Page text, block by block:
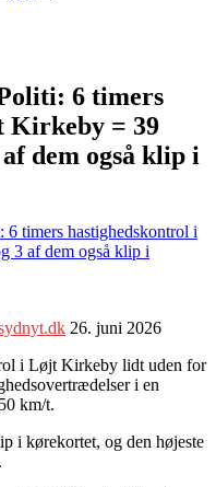
6 timers
Kirkeby = 39
dem også klip i
timers hastighedskontrol i
3 af dem også klip i
26. juni 2026
i Løjt Kirkeby lidt uden for
i en
km/t.
i kørekortet, og den højeste